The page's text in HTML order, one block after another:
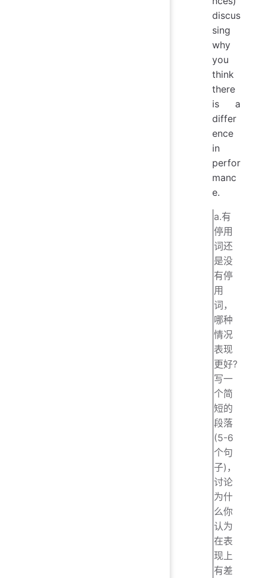
discus
sing
why
you
think
there
is a
differ
ence
in
perfor
manc
e.
a.有
停用
词还
是没
有停
用
词，
哪种
情况
表现
更好?
写一
个简
短的
段落
(5-6
个句
子)，
讨论
为什
么你
认为
在表
现上
有差